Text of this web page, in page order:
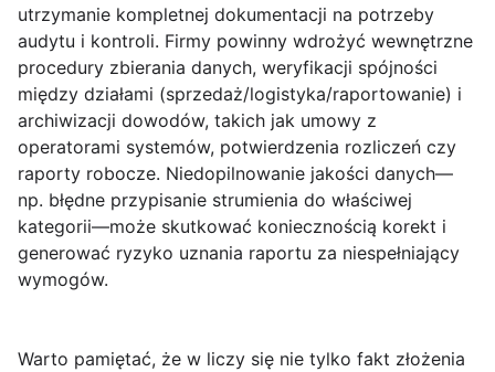
utrzymanie kompletnej dokumentacji na potrzeby
audytu i kontroli. Firmy powinny wdrożyć wewnętrzne
procedury zbierania danych, weryfikacji spójności
między działami (sprzedaż/logistyka/raportowanie) i
archiwizacji dowodów, takich jak umowy z
operatorami systemów, potwierdzenia rozliczeń czy
raporty robocze. Niedopilnowanie jakości danych—
np. błędne przypisanie strumienia do właściwej
kategorii—może skutkować koniecznością korekt i
generować ryzyko uznania raportu za niespełniający
wymogów.
Warto pamiętać, że w liczy się nie tylko fakt złożenia